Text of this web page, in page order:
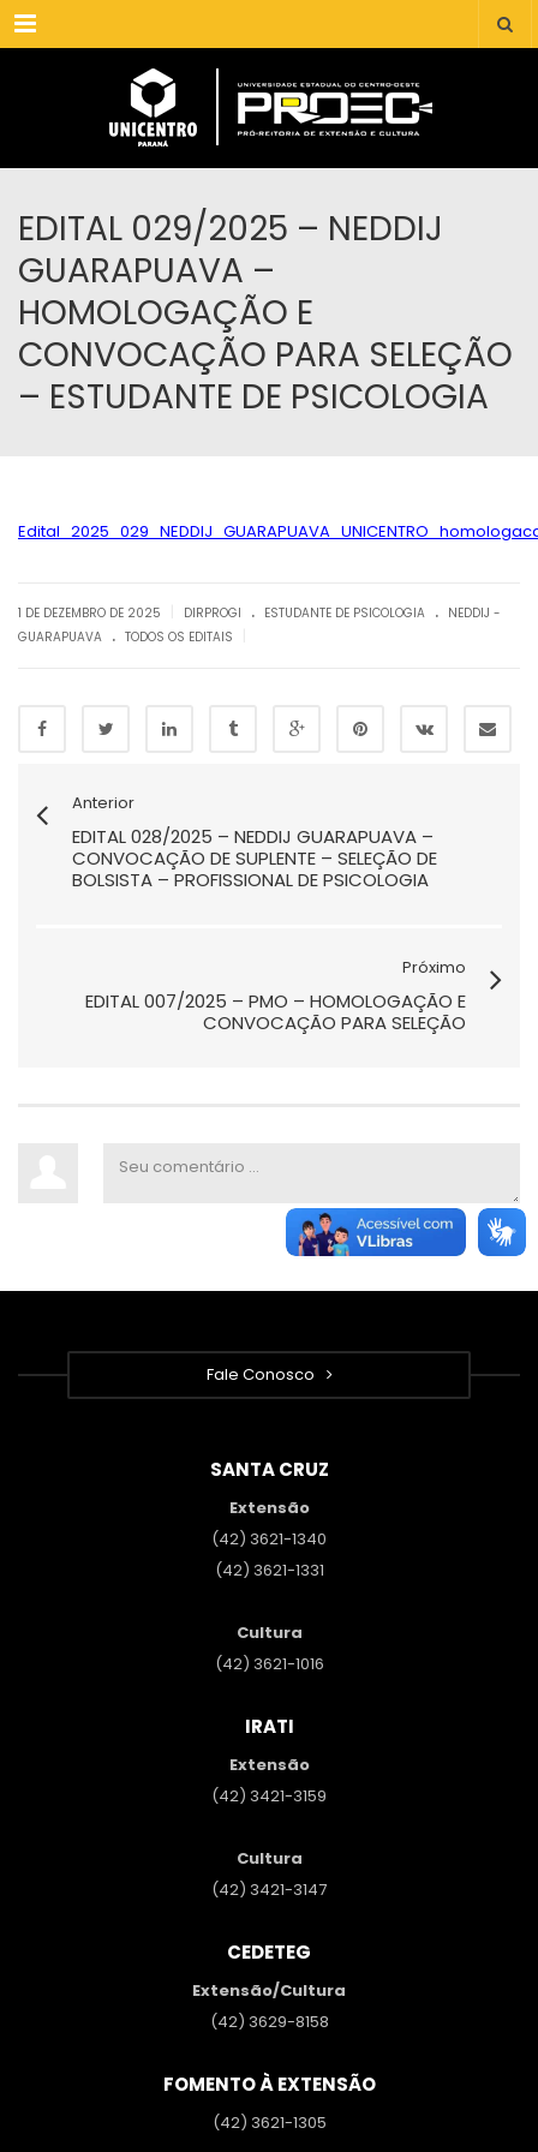
Menu
EDITAL 029/2025 – NEDDIJ
GUARAPUAVA –
HOMOLOGAÇÃO E
CONVOCAÇÃO PARA SELEÇÃO
– ESTUDANTE DE PSICOLOGIA
1 DE DEZEMBRO DE 2025 DIRPROGI . ESTUDANTE DE PSICOLOGIA . NEDDIJ -
GUARAPUAVA . TODOS OS EDITAIS
Anterior
EDITAL 028/2025 – NEDDIJ GUARAPUAVA –
CONVOCAÇÃO DE SUPLENTE – SELEÇÃO DE
BOLSISTA – PROFISSIONAL DE PSICOLOGIA
Próximo
EDITAL 007/2025 – PMO – HOMOLOGAÇÃO E
CONVOCAÇÃO PARA SELEÇÃO
Fale Conosco
SANTA CRUZ
Extensão
(42) 3621-1340
(42) 3621-1331
Cultura
(42) 3621-1016
IRATI
Extensão
(42) 3421-3159
Cultura
(42) 3421-3147
CEDETEG
Extensão/Cultura
(42) 3629-8158
FOMENTO À EXTENSÃO
(42) 3621-1305